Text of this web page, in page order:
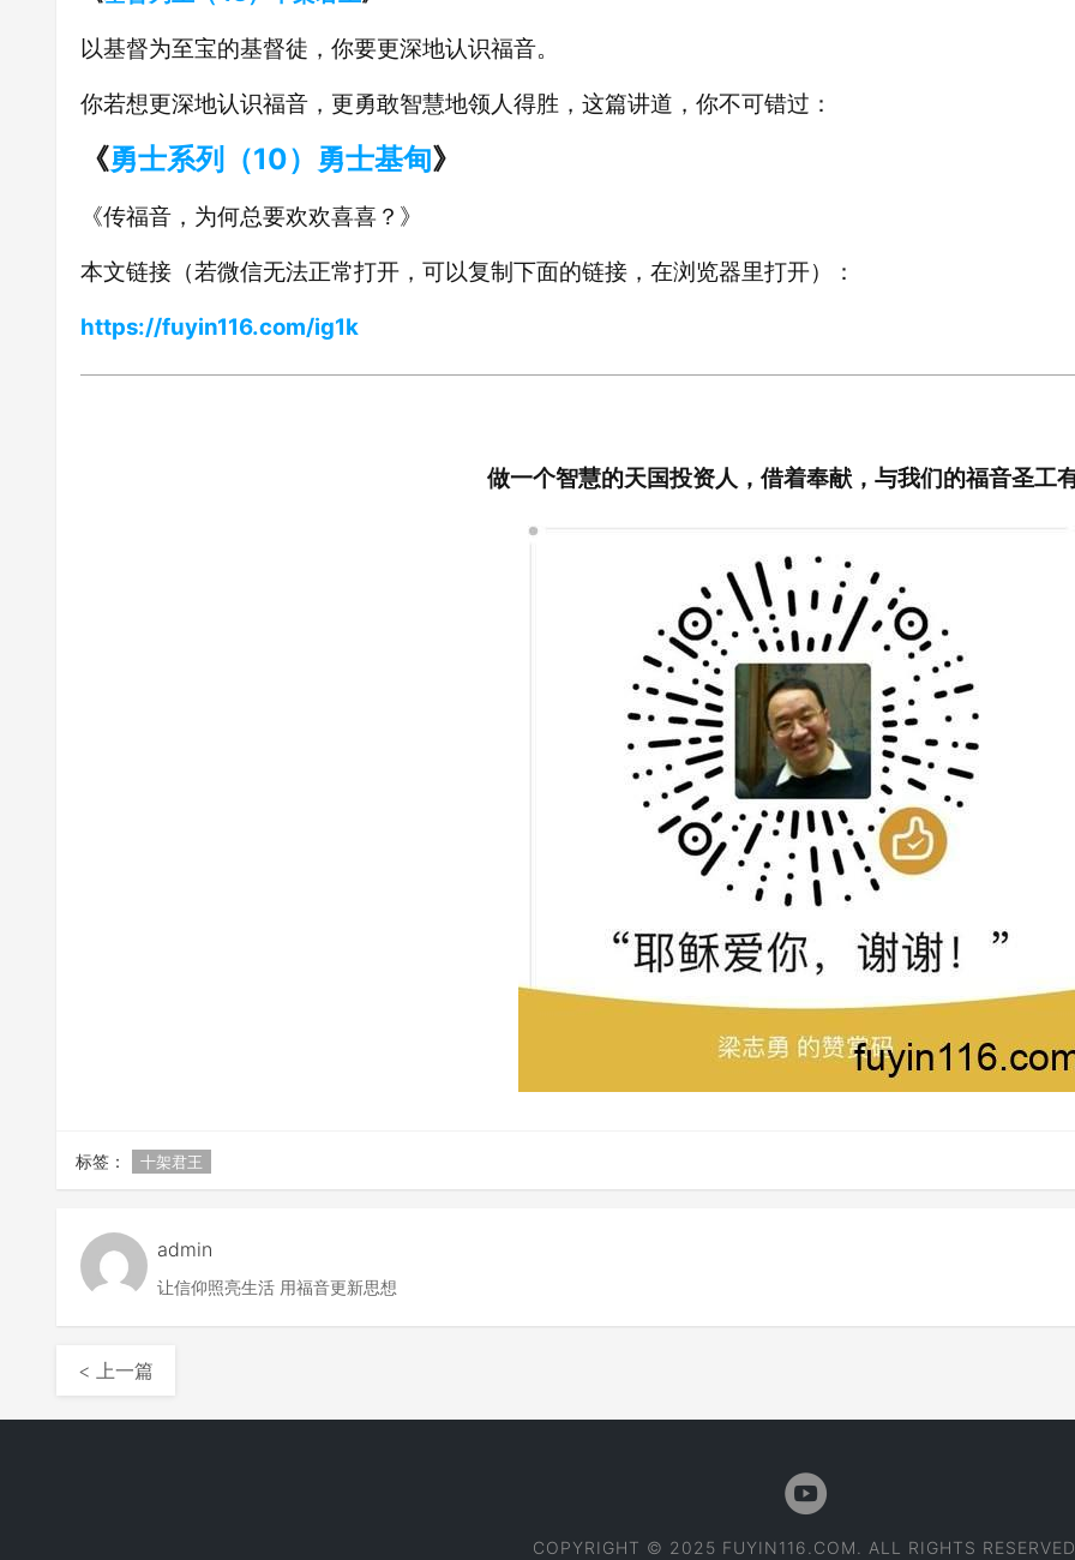
以基督为至宝的基督徒，你要更深地认识福音。
你若想更深地认识福音，更勇敢智慧地领人得胜，这篇讲道，你不可错过：
《勇士系列（10）勇士基甸》
《传福音，为何总要欢欢喜喜？》
本文链接（若微信无法正常打开，可以复制下面的链接，在浏览器里打开）：
https://fuyin116.com/ig1k
做一个智慧的天国投资人，借着奉献，与我们的福音圣工
标签： 十架君王
admin
让信仰照亮生活 用福音更新思想
< 上一篇
COPYRIGHT © 2025 FUYIN116.COM. ALL RIGHTS